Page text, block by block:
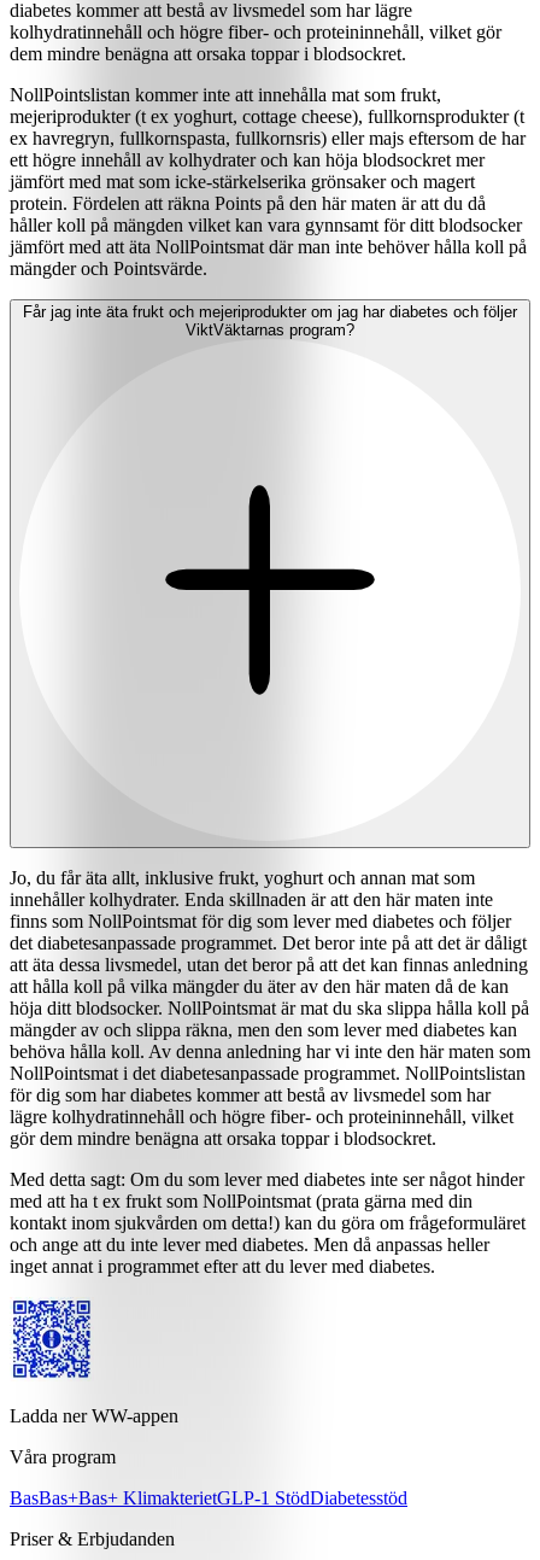
diabetes kommer att bestå av livsmedel som har lägre
kolhydratinnehåll och högre fiber- och proteininnehåll, vilket gör
dem mindre benägna att orsaka toppar i blodsockret.
NollPointslistan kommer inte att innehålla mat som frukt,
mejeriprodukter (t ex yoghurt, cottage cheese), fullkornsprodukter (t
ex havregryn, fullkornspasta, fullkornsris) eller majs eftersom de har
ett högre innehåll av kolhydrater och kan höja blodsockret mer
jämfört med mat som icke-stärkelserika grönsaker och magert
protein. Fördelen att räkna Points på den här maten är att du då
håller koll på mängden vilket kan vara gynnsamt för ditt blodsocker
jämfört med att äta NollPointsmat där man inte behöver hålla koll på
mängder och Pointsvärde.
Får jag inte äta frukt och mejeriprodukter om jag har diabetes och följer
ViktVäktarnas program?
Jo, du får äta allt, inklusive frukt, yoghurt och annan mat som
innehåller kolhydrater. Enda skillnaden är att den här maten inte
finns som NollPointsmat för dig som lever med diabetes och följer
det diabetesanpassade programmet. Det beror inte på att det är dåligt
att äta dessa livsmedel, utan det beror på att det kan finnas anledning
att hålla koll på vilka mängder du äter av den här maten då de kan
höja ditt blodsocker. NollPointsmat är mat du ska slippa hålla koll på
mängder av och slippa räkna, men den som lever med diabetes kan
behöva hålla koll. Av denna anledning har vi inte den här maten som
NollPointsmat i det diabetesanpassade programmet. NollPointslistan
för dig som har diabetes kommer att bestå av livsmedel som har
lägre kolhydratinnehåll och högre fiber- och proteininnehåll, vilket
gör dem mindre benägna att orsaka toppar i blodsockret.
Med detta sagt: Om du som lever med diabetes inte ser något hinder
med att ha t ex frukt som NollPointsmat (prata gärna med din
kontakt inom sjukvården om detta!) kan du göra om frågeformuläret
och ange att du inte lever med diabetes. Men då anpassas heller
inget annat i programmet efter att du lever med diabetes.
Ladda ner WW-appen
Våra program
BasBas+Bas+ KlimakterietGLP-1 StödDiabetesstöd
Priser & Erbjudanden